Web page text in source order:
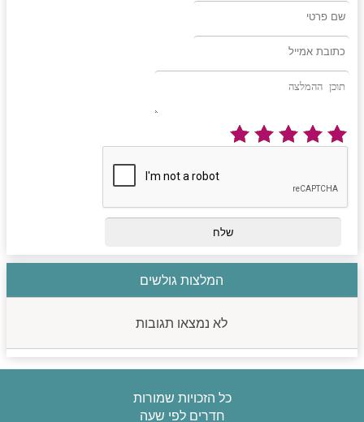
המלצות גולשים
לא נמצאו תגובות
כל הזכויות שמורות
חדרים לפי שעה